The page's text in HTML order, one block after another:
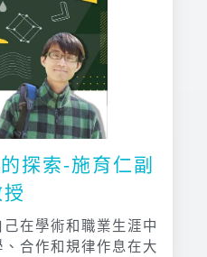
探索-施育仁副
在學術和職業生涯中
合作和規律作息在大